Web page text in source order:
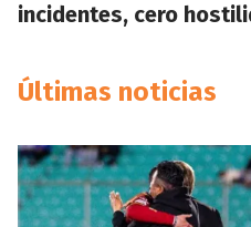
incidentes, cero
Últimas noticias